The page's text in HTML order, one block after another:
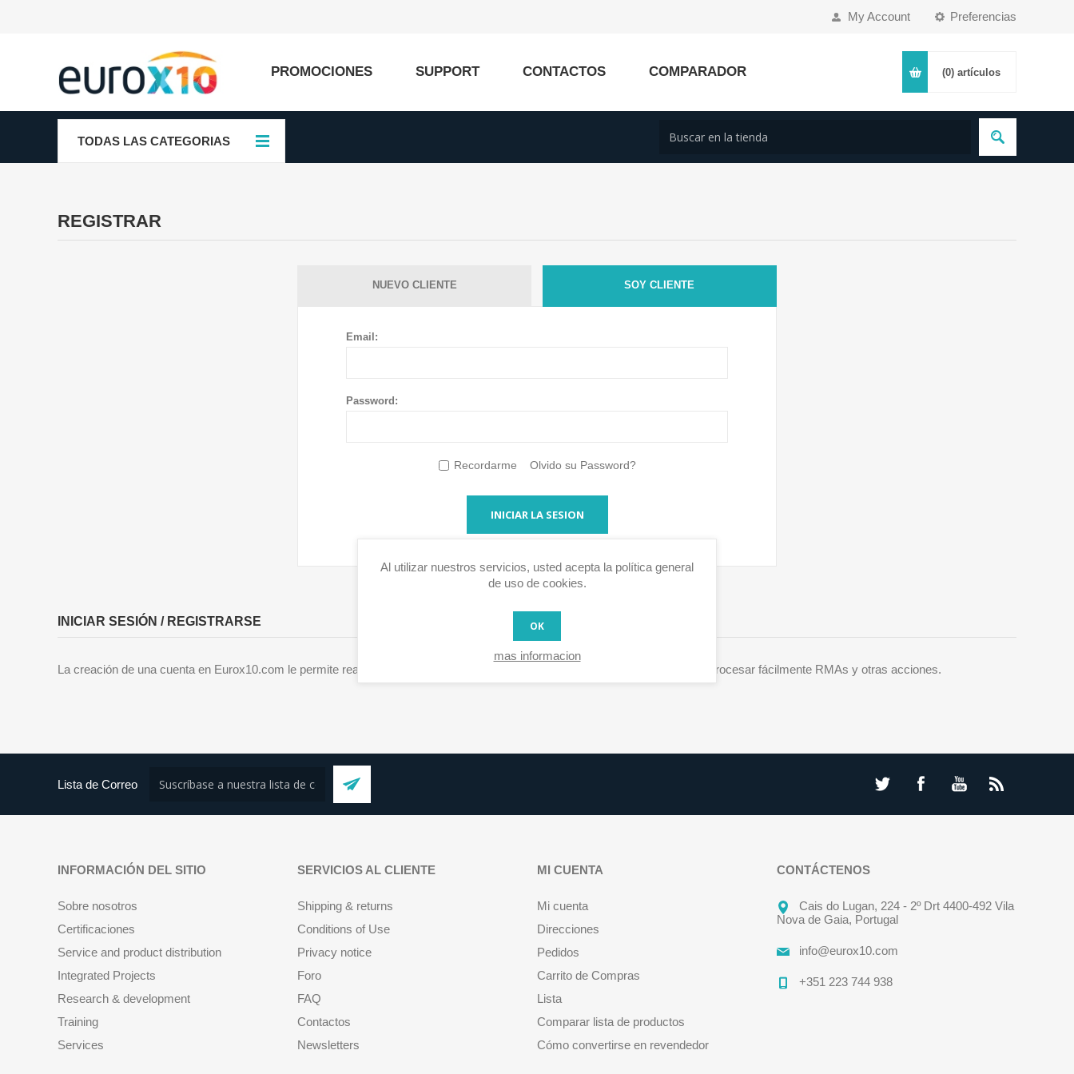
Preferencias
My Account
PROMOCIONES SUPPORT CONTACTOS COMPARADOR (0) artículos
TODAS LAS CATEGORIAS
REGISTRAR
NUEVO CLIENTE SOY CLIENTE
Email:
Password:
Recordarme Olvido su Password?
INICIAR LA SESION
INICIAR SESIÓN / REGISTRARSE
La creación de una cuenta en Eurox10.com le permite realizar pedidos más rápidamente, acceder a su historial de pedidos y procesar fácilmente RMAs y otras acciones.
Lista de Correo
INFORMACIÓN DEL SITIO
Sobre nosotros
Certificaciones
Service and product distribution
Integrated Projects
Research & development
Training
Services
SERVICIOS AL CLIENTE
Shipping & returns
Conditions of Use
Privacy notice
Foro
FAQ
Contactos
Newsletters
MI CUENTA
Mi cuenta
Direcciones
Pedidos
Carrito de Compras
Lista
Comparar lista de productos
Cómo convertirse en revendedor
CONTÁCTENOS
Cais do Lugan, 224 - 2º Drt 4400-492 Vila
Nova de Gaia, Portugal
info@eurox10.com
+351 223 744 938
Al utilizar nuestros servicios, usted acepta la política general
de uso de cookies.
OK
mas informacion